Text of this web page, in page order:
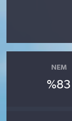
NEM
%83